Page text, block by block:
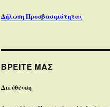
Δήλωση Προσβασιμότητας
ΒΡΕΊΤΕ ΜΑΣ
Διεύθυνση